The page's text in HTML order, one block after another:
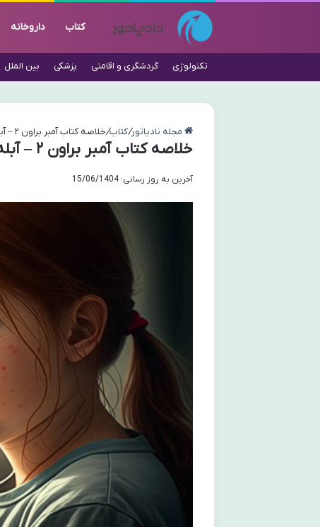
کتاب داروخانه
تکنولوژی گردشگری و اقامتی پزشکی بین الملل
مجله نادیاتور/کتاب/خلاصه کتاب آمبر براون ۲ – آبله مرغان خوردنی نیست! اثر پائولا دانزیگر
خلاصه کتاب آمبر براون ۲ – آبله مرغان خوردنی نیست! اثر پائولا دانزیگر
آخرین به روز رسانی: 15/06/1404